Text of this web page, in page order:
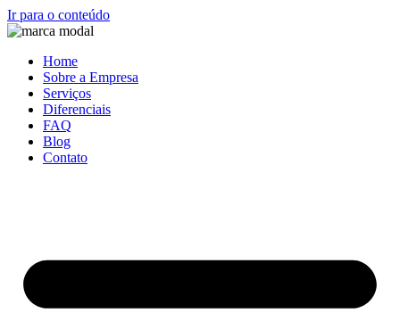
Ir para o conteúdo
Home
Sobre a Empresa
Serviços
Diferenciais
FAQ
Blog
Contato